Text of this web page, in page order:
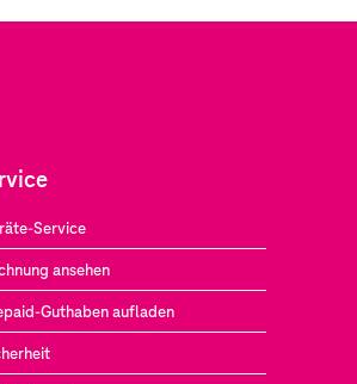
Service
ansehen
Guthaben aufladen